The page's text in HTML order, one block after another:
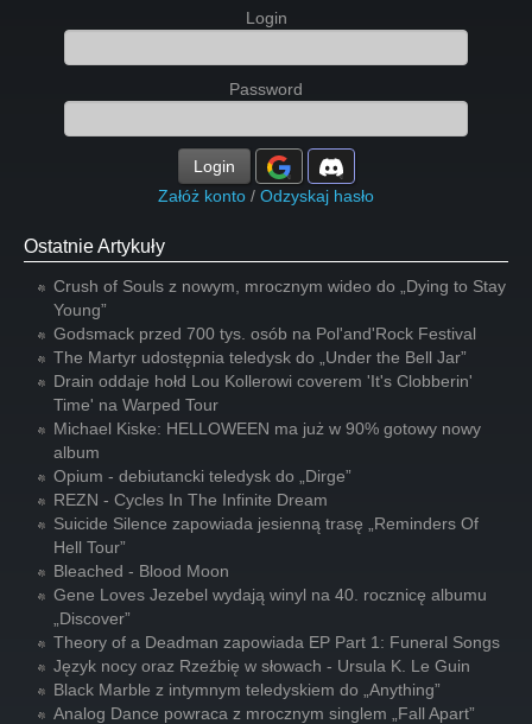
Login
Password
Login
Załóż konto / Odzyskaj hasło
Ostatnie Artykuły
Crush of Souls z nowym, mrocznym wideo do „Dying to Stay
Young”
Godsmack przed 700 tys. osób na Pol'and'Rock Festival
The Martyr udostępnia teledysk do „Under the Bell Jar”
Drain oddaje hołd Lou Kollerowi coverem 'It's Clobberin'
Time' na Warped Tour
Michael Kiske: HELLOWEEN ma już w 90% gotowy nowy
album
Opium - debiutancki teledysk do „Dirge”
REZN - Cycles In The Infinite Dream
Suicide Silence zapowiada jesienną trasę „Reminders Of
Hell Tour”
Bleached - Blood Moon
Gene Loves Jezebel wydają winyl na 40. rocznicę albumu
„Discover”
Theory of a Deadman zapowiada EP Part 1: Funeral Songs
Język nocy oraz Rzeźbię w słowach - Ursula K. Le Guin
Black Marble z intymnym teledyskiem do „Anything”
Analog Dance powraca z mrocznym singlem „Fall Apart”